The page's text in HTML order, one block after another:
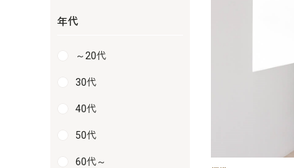
年代
～20代
30代
40代
50代
60代～